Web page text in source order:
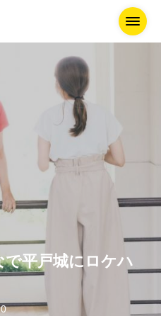
で平戸城にロケハ